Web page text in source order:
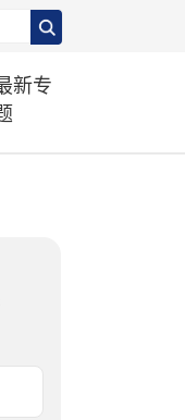
新专